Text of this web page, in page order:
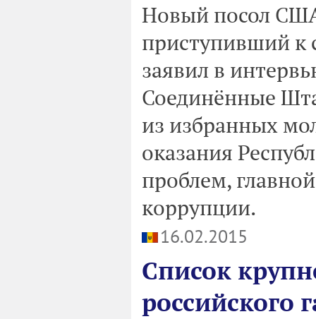
Новый посол
приступивший к
заявил в
Соединённые
из избранных
оказания
проблем,
коррупции.
16.02.2015
Список
российского